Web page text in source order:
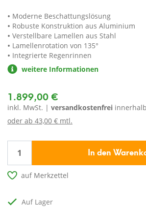
Moderne Beschattungslösung
Robuste Konstruktion aus Aluminium
Verstellbare Lamellen aus Stahl
Lamellenrotation von 135°
Integrierte Regenrinnen
weitere Informationen
1.899,00 €
inkl. MwSt. | versandkostenfrei
oder ab 43,00 € mtl.
In den
auf Merkzettel
auf Lager